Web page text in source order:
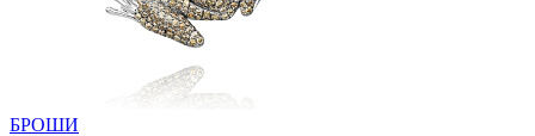
БРОШИ